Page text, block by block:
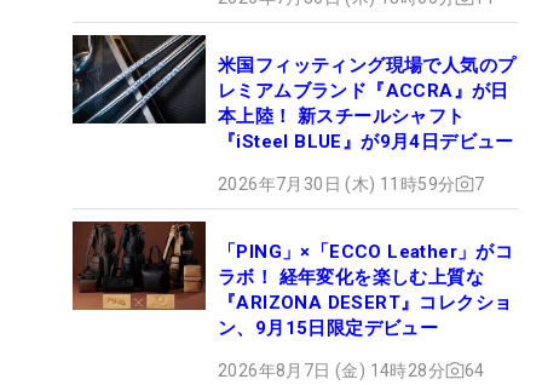
米国フィッティング現場で人気のプ
レミアムブランド『ACCRA』が日
本上陸！ 新スチールシャフト
『iSteel BLUE』が9月4日デビュー
2026年7月30日 (木) 11時59分 7
「PING」×「ECCO Leather」がコ
ラボ！ 経年変化を楽しむ上質な
『ARIZONA DESERT』コレクショ
ン、9月15日限定デビュー
2026年8月7日 (金) 14時28分 64